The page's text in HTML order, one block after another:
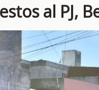
al PJ,